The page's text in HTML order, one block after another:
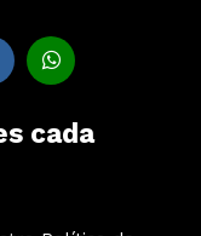
cada